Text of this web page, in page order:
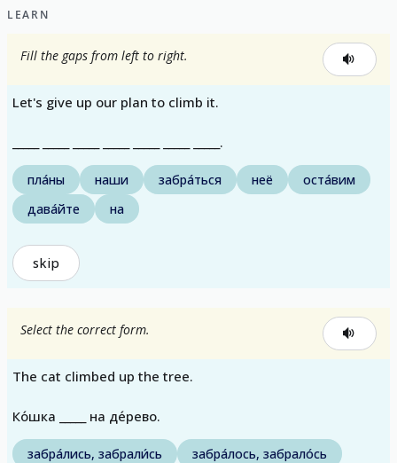
LEARN
Fill the gaps from left to right.
Let's give up our plan to climb it.
_____ _____ _____ _____ _____ _____ _____.
пла́ны наши забра́ться неё
оста́вим
дава́йте
на
skip
Select the correct form.
The cat climbed up the tree.
Ко́шка _____ на де́рево.
забра́лись, забрали́сь
забра́лось, забрало́сь